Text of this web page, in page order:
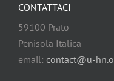
CONTATTACI
59100 Prato
Penisola Italica
email: contact@u-